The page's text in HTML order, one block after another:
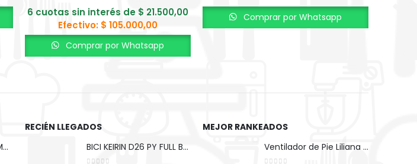
6 cuotas sin interés de $ 21.500,00
Efectivo: $ 105.000,00
Comprar por Whatsapp
Comprar por Whatsapp
Procesadora Liliana AM700 Simplix
RECIÉN LLEGADOS
BICI KEIRIN D26 PY FULL BP10F
MEJOR RANKEADOS
Ventilador de Pie Liliana Power 2 en 1 VP27POW